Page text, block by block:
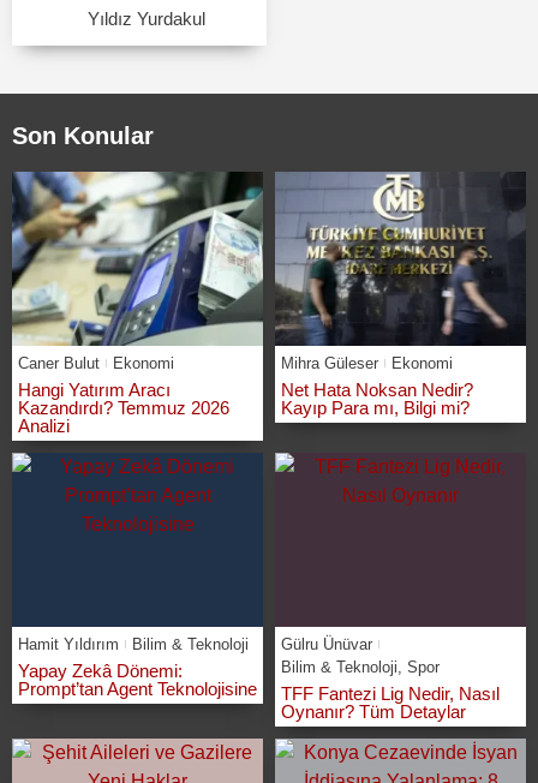
Yıldız Yurdakul
Son Konular
Caner Bulut Ekonomi
Hangi Yatırım Aracı
Kazandırdı? Temmuz 2026
Analizi
Mihra Güleser Ekonomi
Net Hata Noksan Nedir?
Kayıp Para mı, Bilgi mi?
Hamit Yıldırım Bilim & Teknoloji
Yapay Zekâ Dönemi:
Prompt’tan Agent Teknolojisine
Gülru Ünüvar
Bilim & Teknoloji Spor
TFF Fantezi Lig Nedir, Nasıl
Oynanır? Tüm Detaylar